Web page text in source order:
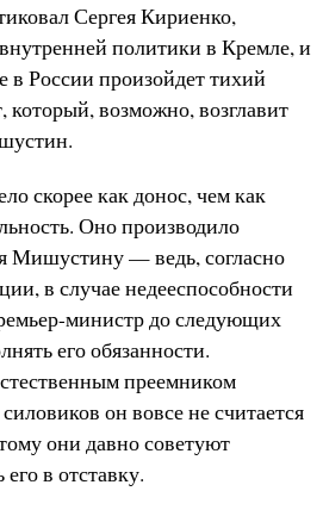
Сергея Кириенко,
политики в Кремле, и
в России произойдет тихий
который, возможно, возглавит
скорее как донос, чем как
Оно производило
Мишустину — ведь, согласно
в случае недееспособности
министр до следующих
его обязанности.
преемником
он вовсе не считается
они давно советуют
в отставку.